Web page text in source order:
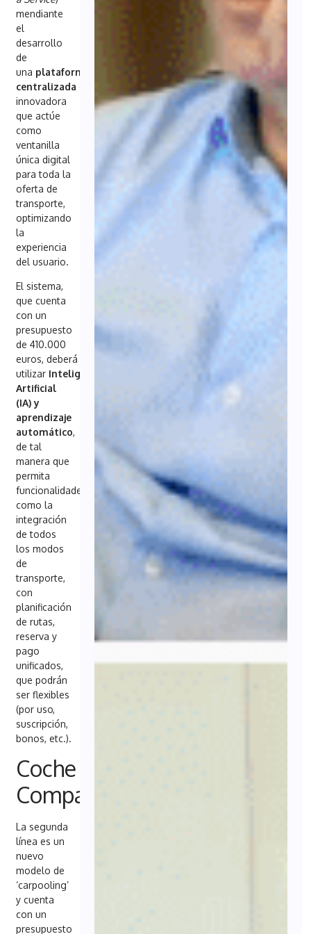
mendiante
el
desarrollo
de
una plataforma
centralizada e
innovadora
que actúe
como
ventanilla
única digital
para toda la
oferta de
transporte,
optimizando
la
experiencia
del usuario.
El sistema,
que cuenta
con un
presupuesto
de 410.000
euros, deberá
utilizar Inteligencia
Artificial
(IA) y
aprendizaje
automático,
de tal
manera que
permita
funcionalidades
como la
integración
de todos
los modos
de
transporte,
con
planificación
de rutas,
reserva y
pago
unificados,
que podrán
ser flexibles
(por uso,
suscripción,
bonos, etc.).
Coche
Compartido
La segunda
línea es un
nuevo
modelo de
‘carpooling’
y cuenta
con un
presupuesto